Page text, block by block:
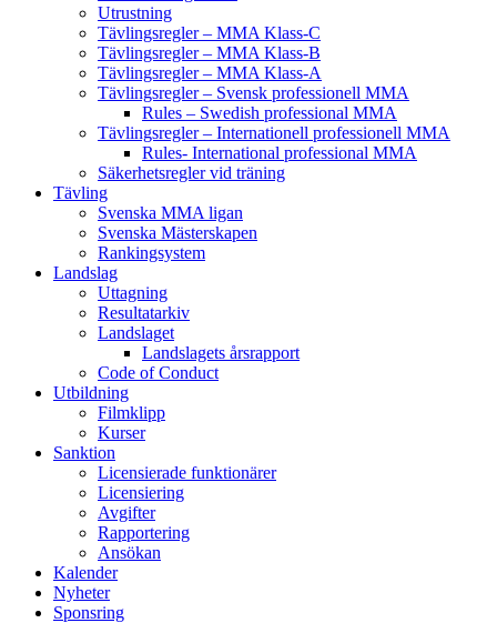
Utrustning
Tävlingsregler – MMA Klass-C
Tävlingsregler – MMA Klass-B
Tävlingsregler – MMA Klass-A
Tävlingsregler – Svensk professionell MMA
Rules – Swedish professional MMA
Tävlingsregler – Internationell professionell MMA
Rules- International professional MMA
Säkerhetsregler vid träning
Tävling
Svenska MMA ligan
Svenska Mästerskapen
Rankingsystem
Landslag
Uttagning
Resultatarkiv
Landslaget
Landslagets årsrapport
Code of Conduct
Utbildning
Filmklipp
Kurser
Sanktion
Licensierade funktionärer
Licensiering
Avgifter
Rapportering
Ansökan
Kalender
Nyheter
Sponsring